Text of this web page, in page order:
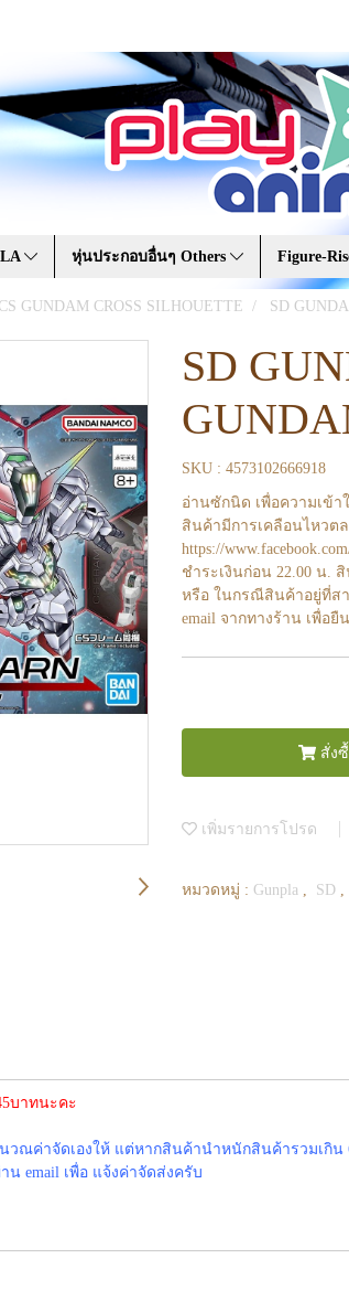
หุ่นประกอบอื่นๆ Others Figure-
GUNDAM CROSS SILHOUETTE SD
SD
SKU : 4573102666918
อ่านซักนิด เพื่อความเข้า
สินค้ามีการเคลือนไหวต
https://
ชำระเงินก่อน 22.00 น.
หรือ ในกรณีสินค้าอยู่ที่ส
email จากทางร้าน เพื่อ
สั่ง
เพิ่มรายการโปรด
หมวดหมู่ : Gunpla SD
บาทนะคะ
ณค่าจัดเองให้ แต่หากสินค้านำหนักสินค้ารวมเกิน
email เพื่อ แจ้งค่าจัดส่งครับ